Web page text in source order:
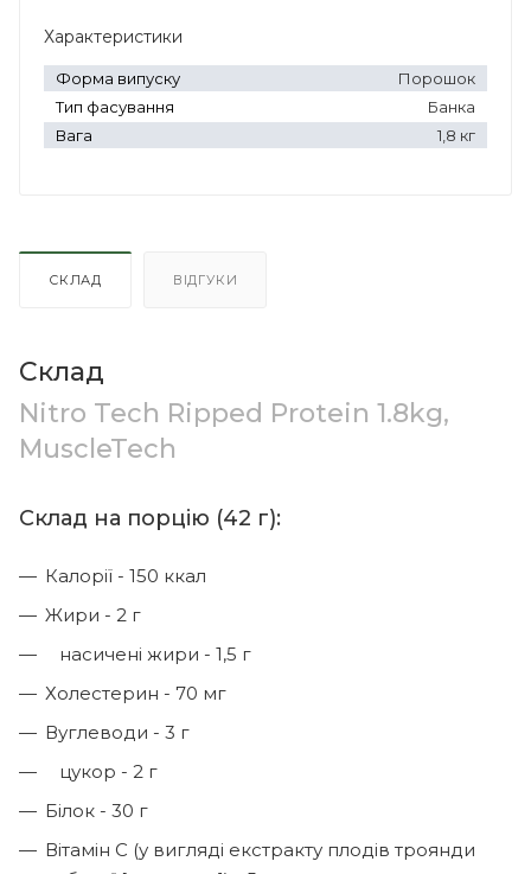
Характеристики
Форма випуску
Порошок
Тип фасування
Банка
Вага
1,8 кг
СКЛАД ВІДГУКИ
Склад
Nitro Tech Ripped Protein 1.8kg,
MuscleTech
Склад на порцію (42 г):
Калорії - 150 ккал
Жири - 2 г
насичені жири - 1,5 г
Холестерин - 70 мг
Вуглеводи - 3 г
цукор - 2 г
Білок - 30 г
Вітамін С (у вигляді екстракту плодів троянди